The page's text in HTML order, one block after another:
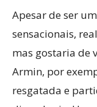
Apesar de ser
sensacionais,
mas gostaria de
Armin, por
resgatada e